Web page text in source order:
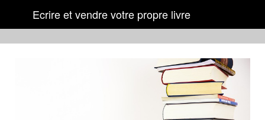
Ecrire et vendre votre propre livre